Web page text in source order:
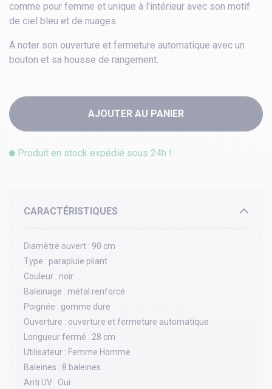
comme pour femme et unique à l'intérieur avec son motif
de ciel bleu et de nuages.
A noter son ouverture et fermeture automatique avec un
bouton et sa housse de rangement.
AJOUTER AU PANIER
Produit en stock expédié sous 24h !
CARACTÉRISTIQUES
Diamètre ouvert : 90 cm
Type : parapluie pliant
Couleur : noir
Baleinage : métal renforcé
Poignée : gomme dure
Ouverture : ouverture et fermeture automatique
Longueur fermé : 28 cm
Utilisateur : Femme Homme
Baleines : 8 baleines
Anti UV : Oui